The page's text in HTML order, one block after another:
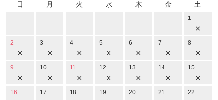
日
月 火 水 木 金 土
1
×
2
×
3
×
4
×
5
×
6
×
7
×
8
×
9
×
10
×
11
×
12
×
13
×
14
×
15
×
16 17 18 19 20 21 22